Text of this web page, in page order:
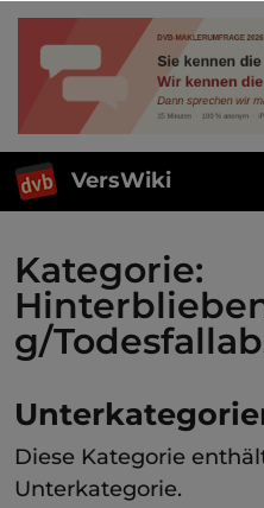
VersWiki
Kategorie:
g/
Diese Kategorie
Unterkategorie.